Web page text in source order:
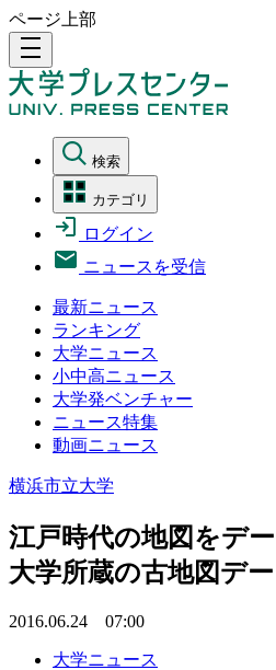
ページ上部
density_medium
検索
カテゴリ
ログイン
ニュースを受信
最新ニュース
ランキング
大学ニュース
小中高ニュース
大学発ベンチャー
ニュース特集
動画ニュース
横浜市立大学
江戸時代の地図をデ
大学所蔵の古地図デ
2016.06.24 07:00
大学ニュース